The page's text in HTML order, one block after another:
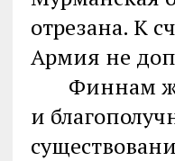
отрезана. К
Армия не
Финнам же
и